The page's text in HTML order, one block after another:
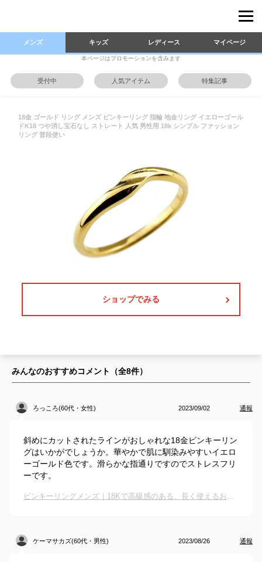
メンズ キッズ レディース マイページ
本ページはプロモーションを含みます
受付中 人気アイテム 特集記事
18金 ゴールド リング メンズ ピンキーリング 指輪 地金リング イエローゴール
ドK18 つや消し宝石なし ストレート 人気 男性用 18k シンプル ファッション
リング 普段使い
ショップでみる
みんなのおすすめコメント（全8件）
ろっころ(60代・女性) 2023/09/02 通報
斜めにカットされたラインがおしゃれな18金ピンキーリン
グはいかがでしょうか。華やかで肌に馴染みやすいイエロ
ーゴールド色です。滑らかな指通りですのでストレスフリ
ーです。
ピンキーリングメンズ｜18Kで高級感のある、長く使えるおしゃれな指輪のおすすめは？
ケーマサカズ(60代・男性) 2023/08/26 通報